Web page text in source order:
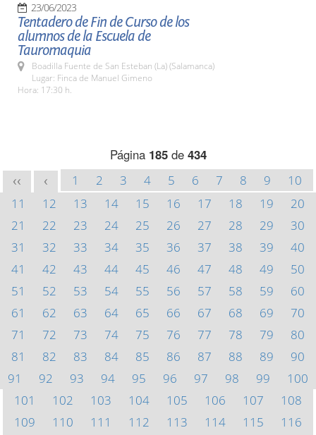
23/06/2023
Tentadero de Fin de Curso de los
alumnos de la Escuela de
Tauromaquia
Boadilla Fuente de San Esteban (La) (Salamanca)
Lugar: Finca de Manuel Gimeno
Hora: 17:30 h.
Página 185de 434
<< < 1 2 3 4 5 6 7 8 9
10
11
12 13 14 15 16 17 18 19
20
21
22 23 24 25 26 27 28 29
30
31
32 33 34 35 36 37 38 39
40
41
42 43 44 45 46 47 48 49
50
51
52 53 54 55 56 57 58 59
60
61
62 63 64 65 66 67 68 69
70
71
72 73 74 75 76 77 78 79
80
81
82 83 84 85 86 87 88 89
90
91
92 93 94 95 96 97 98 99
100
101
102 103 104 105 106 107
108
109
110 111 112 113 114 115
116